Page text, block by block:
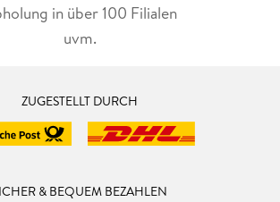
in über 100 Filialen
uvm.
ZUGESTELLT DURCH
& BEQUEM BEZAHLEN